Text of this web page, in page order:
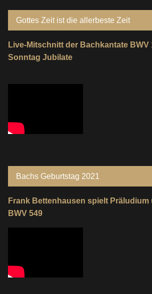
Gottes Zeit ist die allerbeste Zeit
Live-Mitschnitt der Bachkantate BWV
Sonntag Jubilate
Bachs Geburtstag 2021
Frank Bettenhausen spielt Präludium
BWV 549